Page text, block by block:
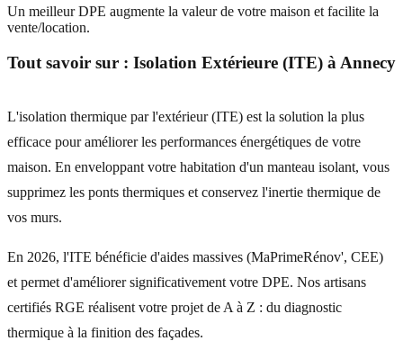
Un meilleur DPE augmente la valeur de votre maison et facilite la
vente/location.
Tout savoir sur : Isolation Extérieure (ITE) à Annecy
L'isolation thermique par l'extérieur (ITE) est la solution la plus
efficace pour améliorer les performances énergétiques de votre
maison. En enveloppant votre habitation d'un manteau isolant, vous
supprimez les ponts thermiques et conservez l'inertie thermique de
vos murs.
En 2026, l'ITE bénéficie d'aides massives (MaPrimeRénov', CEE)
et permet d'améliorer significativement votre DPE. Nos artisans
certifiés RGE réalisent votre projet de A à Z : du diagnostic
thermique à la finition des façades.